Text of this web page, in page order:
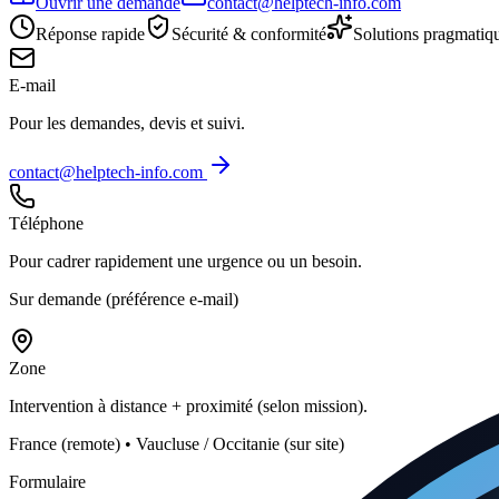
Réponse rapide
Sécurité & conformité Solutions
E-mail
Pour les demandes, devis et suivi.
contact@helptech-info.com
Téléphone
Pour cadrer rapidement une urgence ou un besoin.
Sur demande (préférence e-mail)
Zone
Intervention à distance + proximité (selon mission).
France (remote) • Vaucluse / Occitanie (sur site)
Formulaire